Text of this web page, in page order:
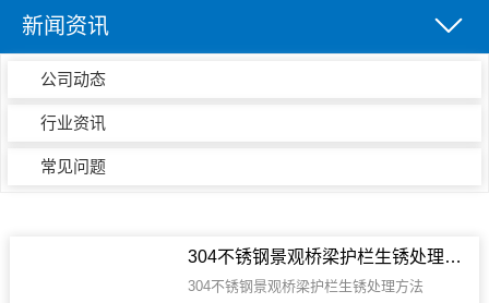
新闻资讯
公司动态
行业资讯
常见问题
304不锈钢景观桥梁护栏生锈处理方法
304不锈钢景观桥梁护栏生锈处理方法